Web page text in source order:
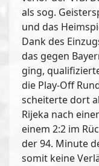
als sog.
und das
Dank des
das gegen
ging,
die Play-Off
scheiterte dort
Rijeka nach
einem 2:2 im
der 94. Minute
somit keine